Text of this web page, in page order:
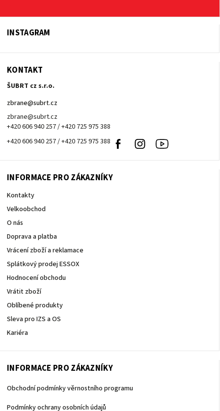
INSTAGRAM
KONTAKT
ŠUBRT cz s.r.o.
zbrane@subrt.cz
zbrane@subrt.cz
+420 606 940 257 / +420 725 975 388
+420 606 940 257 / +420 725 975 388
Facebook Instagram
INFORMACE PRO ZÁKAZNÍKY
Kontakty
Velkoobchod
O nás
Doprava a platba
Vrácení zboží a reklamace
Splátkový prodej ESSOX
Hodnocení obchodu
Vrátit zboží
Oblíbené produkty
Sleva pro IZS a OS
Kariéra
INFORMACE PRO ZÁKAZNÍKY
Obchodní podmínky věrnostního programu
Podmínky ochrany osobních údajů